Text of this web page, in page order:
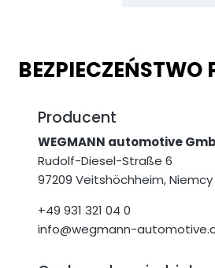
BEZPIECZEŃSTWO
Producent
WEGMANN automotive
Rudolf-Diesel-Straße 6
97209 Veitshöchheim, Niemcy
+49 931 321 04 0
info@wegmann-